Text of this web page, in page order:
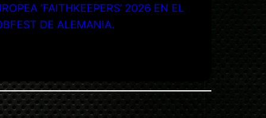
‘FAITHKEEPERS’ 2026 EN EL
DE ALEMANIA.